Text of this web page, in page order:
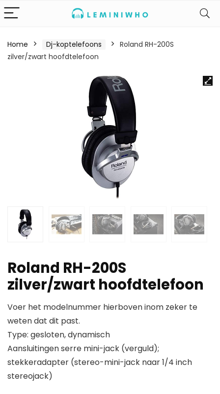
Home Dj-koptelefoons
Roland RH-200S
zilver/zwart hoofdtelefoon
Roland RH-200S
zilver/zwart hoofdtelefoon
Voer het modelnummer hierboven inom zeker te
weten dat dit past.
Type: gesloten, dynamisch
Aansluitingen serre mini-jack (verguld);
stekkeradapter (stereo-mini-jack naar 1/4 inch
stereojack)